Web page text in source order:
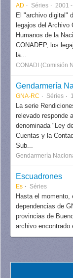
AD Séries 2001 -
El "archivo digital"
legajos del
Humanos de la
CONADEP, los
la...
CONADI (Comisión
Gendarmería
GNA-RC Séries
La serie
relevado responde
denominada "Ley
Cuentas y la
Sub...
Gendarmería
Escuadrones
Es Séries
Hasta el momento,
dependencias de
provincias de
archivo encontrado